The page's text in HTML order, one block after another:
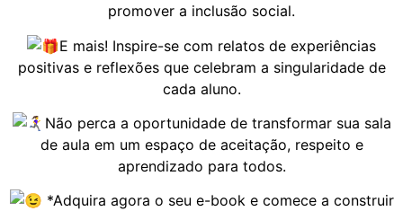
promover a inclusão social.
E mais! Inspire-se com relatos de experiências
positivas e reflexões que celebram a singularidade de
cada aluno.
Não perca a oportunidade de transformar sua sala
de aula em um espaço de aceitação, respeito e
aprendizado para todos.
*Adquira agora o seu e-book e comece a construir